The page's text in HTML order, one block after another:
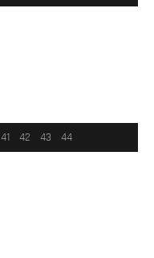
41 42 43 44